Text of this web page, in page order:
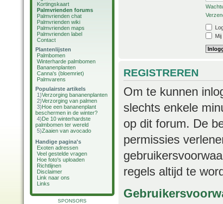
Kortingskaart
Palmvrienden forums
Palmvrienden chat
Palmvrienden wiki
Palmvrienden maps
Palmvrienden label
Contact
Plantenlijsten
Palmbomen
Winterharde palmbomen
Bananenplanten
Canna's (bloemriet)
Palmvarens
Populairste artikels
1)Verzorging bananenplanten
2)Verzorging van palmen
3)Hoe een bananenplant
beschermen in de winter?
4)De 10 winterhardste
palmbomen ter wereld
5)Zaaien van avocado
Handige pagina's
Exoten adressen
Veel gestelde vragen
Hoe foto's uploaden
Richtlijnen
Disclaimer
Link naar ons
Links
SPONSORS
REGISTREREN
Om te kunnen
slechts enkele
op dit forum. De
permissies
regels altijd te